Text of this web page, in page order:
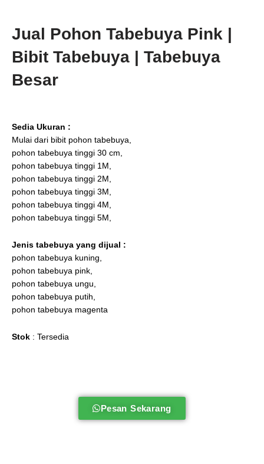
Jual Pohon Tabebuya Pink |
Bibit Tabebuya | Tabebuya
Besar
Sedia Ukuran :
Mulai dari bibit pohon tabebuya,
pohon tabebuya tinggi 30 cm,
pohon tabebuya tinggi 1M,
pohon tabebuya tinggi 2M,
pohon tabebuya tinggi 3M,
pohon tabebuya tinggi 4M,
pohon tabebuya tinggi 5M,
Jenis tabebuya yang dijual :
pohon tabebuya kuning,
pohon tabebuya pink,
pohon tabebuya ungu,
pohon tabebuya putih,
pohon tabebuya magenta
Stok : Tersedia
Pesan Sekarang